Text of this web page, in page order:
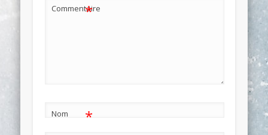
Commentaire
*
Nom *